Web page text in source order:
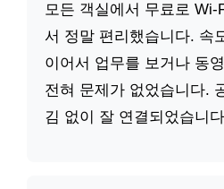
모든 객실에서 무료로 Wi-
서 정말 편리했습니다. 속
이어서 업무를 보거나 동
전혀 문제가 없었습니다.
김 없이 잘 연결되었습니